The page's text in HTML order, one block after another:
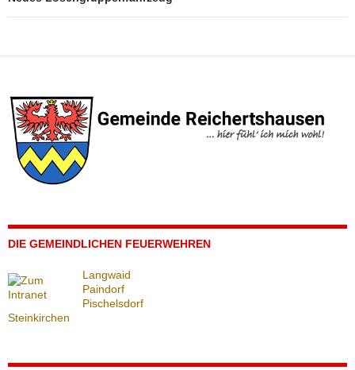
DIE GEMEINDLICHEN FEUERWEHREN
Langwaid
Paindorf
Pischelsdorf
Steinkirchen